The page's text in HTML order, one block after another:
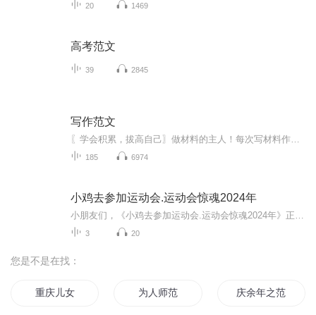
20 1469
高考范文
39 2845
写作范文
185 6974
小鸡去参加运动会.运动会惊魂2024年
3 20
您是不是在找：
重庆儿女 为人师范 庆余年之范彤